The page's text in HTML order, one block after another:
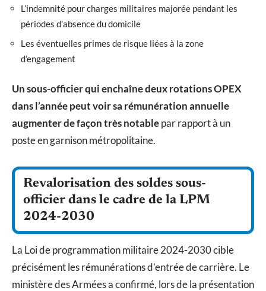
L’indemnité pour charges militaires majorée pendant les
périodes d’absence du domicile
Les éventuelles primes de risque liées à la zone
d’engagement
Un sous-officier qui enchaîne deux rotations OPEX
dans l’année peut voir sa rémunération annuelle
augmenter de façon très notablepar rapport à un
poste en garnison métropolitaine.
Revalorisation des soldes sous-
officier dans le cadre de la LPM
2024-2030
La Loi de programmation militaire 2024-2030 cible
précisément les rémunérations d’entrée de carrière. Le
ministère des Armées a confirmé, lors de la présentation